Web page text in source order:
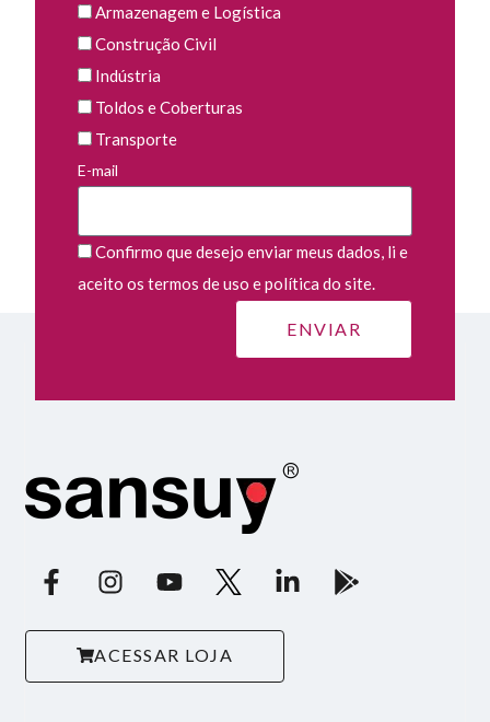
Armazenagem e Logística
Construção Civil
Indústria
Toldos e Coberturas
Transporte
E-mail
Confirmo que desejo enviar meus dados, li e
aceito os termos de uso e política do site.
ACESSAR LOJA